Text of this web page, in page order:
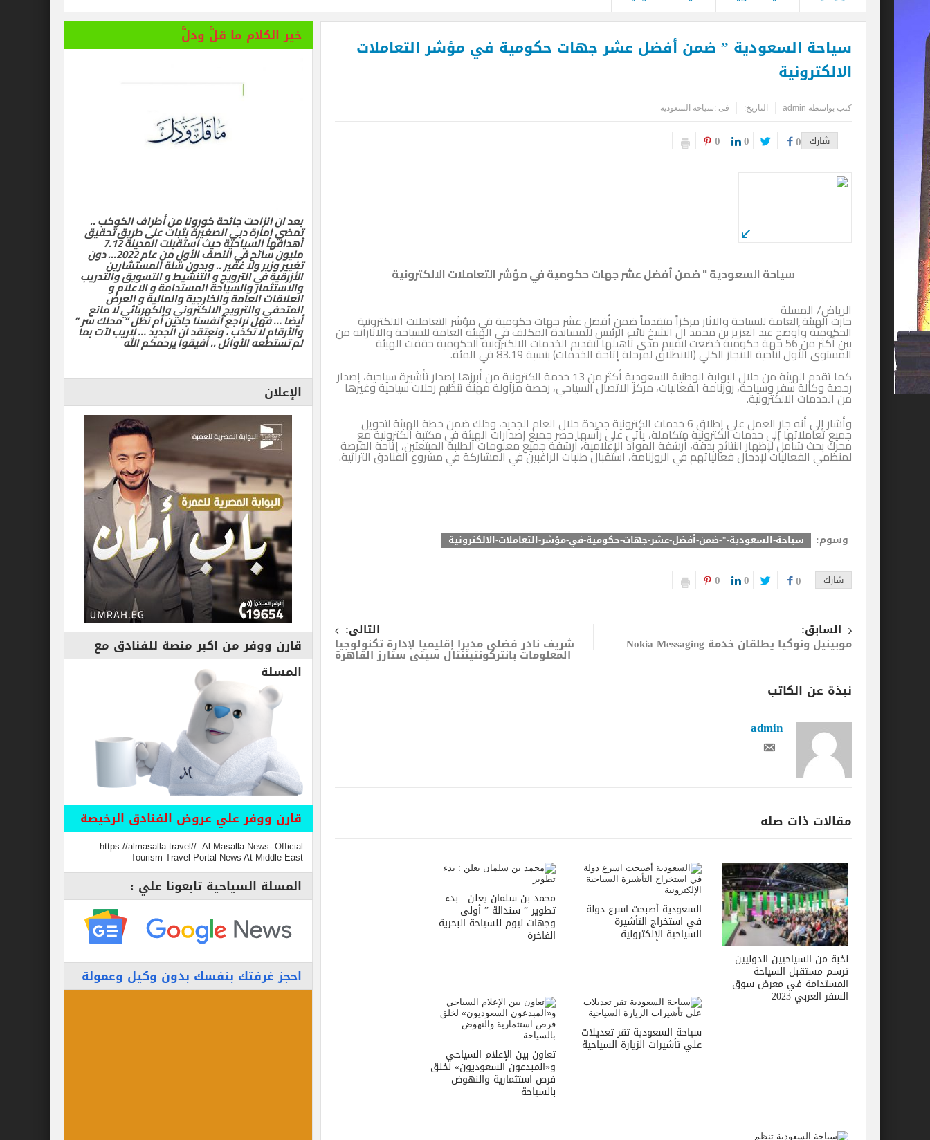
سياحة السعودية ” ضمن أفضل عشر جهات حكومية في مؤشر التعاملات
الالكترونية
كتب بواسطة admin التاريخ: فى :سياحة السعودية
شارك 0
0
0
سياحة السعودية " ضمن أفضل عشر جهات حكومية في مؤشر التعاملات الالكترونية
الرياض/ المسلة
حازت الهيئة العامة للسياحة والآثار مركزاً متقدماً ضمن أفضل عشر جهات حكومية في مؤشر التعاملات الالكترونية
الحكومية وأوضح عبد العزيز بن محمد آل الشيخ نائب الرئيس للمساندة المكلف في الهيئة العامة للسياحة والآثارأنه من
بين أكثر من 56 جهة حكومية خضعت لتقييم مدى تأهيلها لتقديم الخدمات الالكترونية الحكومية حققت الهيئة
المستوى الأول لناحية الانجاز الكلي (الانطلاق لمرحلة إتاحة الخدمات) بنسبة 83.19 في المئة.
كما تقدم الهيئة من خلال البوابة الوطنية السعودية أكثر من 13 خدمة الكترونية من أبرزها إصدار تأشيرة سياحية، إصدار
رخصة وكالة سفر وسياحة، روزنامة الفعاليات، مركز الاتصال السياحي، رخصة مزاولة مهنة تنظيم رحلات سياحية وغيرها
من الخدمات الالكترونية.
وأشار إلى أنه جارٍ العمل على إطلاق 6 خدمات الكترونية جديدة خلال العام الجديد، وذلك ضمن خطة الهيئة لتحويل
جميع تعاملاتها إلى خدمات الكترونية متكاملة، يأتي على رأسها حصر جميع إصدارات الهيئة في مكتبة الكترونية مع
محرك بحث شامل لإظهار النتائج بدقة، أرشفة المواد الإعلامية، أرشفة جميع معلومات الطلبة المبتعثين، إتاحة الفرصة
لمنظمي الفعاليات لإدخال فعالياتهم في الروزنامة، استقبال طلبات الراغبين في المشاركة في مشروع الفنادق التراثية.
وسوم: سياحة-السعودية-"-ضمن-أفضل-عشر-جهات-حكومية-في-مؤشر-التعاملات-الالكترونية
شارك 0
0
0
السابق:
موبينيل ونوكيا يطلقان خدمة Nokia Messaging
التالى:
شريف نادر فضلى مديرا إقليميا لإدارة تكنولوجيا
المعلومات بانتركونتيننتال سيتي ستارز القاهرة
نبذة عن الكاتب
admin
مقالات ذات صله
نخبة من السياحيين الدوليين
ترسم مستقبل السياحة
المستدامة في معرض سوق
السفر العربي 2023
السعودية أصبحت اسرع دولة
في استخراج التأشيرة
السياحية الإلكترونية
محمد بن سلمان يعلن : بدء
تطوير ” سندالة ” أولى
وجهات نيوم للسياحة البحرية
الفاخرة
سياحة السعودية تقر تعديلات
علي تأشيرات الزيارة السياحية
تعاون بين الإعلام السياحي
و«المبدعون السعوديون» لخلق
فرص استثمارية والنهوض
بالسياحة
خير الكلام ما قلَّ ودلَّ
بعد ان انزاحت جائحة كورونا من أطراف الكوكب ..
تمضي إمارة دبي الصغيرة بثبات على طريق تحقيق
أهدافها السياحية حيث استقبلت المدينة 7.12
مليون سائح في النصف الأول من عام 2022… دون
تغيير وزير ولا غفير .. وبدون شلة المستشارين
الأزرقية في الترويج و التنشيط و التسويق والتدريب
والاستثمار والسياحة المستدامة و الاعلام و
العلاقات العامة والخارجية والمالية و العرض
المتحفي والترويج الالكتروني والكهربائي لا مانع
أيضا … فهل نراجع أنفسنا جادين أم نظل ” محلك سر ”
والأرقام لا تكذب ، ونعتقد ان الجديد … لاريب لآت بما
لم تستطعه الأوائل .. أفيقوا يرحمكم الله
الإعلان
قارن ووفر من اكبر منصة للفنادق مع
المسلة
قارن ووفر علي عروض الفنادق الرخيصة
https://almasalla.travel// -Al Masalla-News- Official
Tourism Travel Portal News At Middle East
المسلة السياحية تابعونا علي :
احجز غرفتك بنفسك بدون وكيل وعمولة